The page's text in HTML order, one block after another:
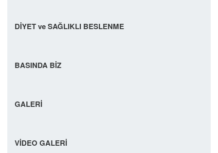
DİYET ve SAĞLIKLI BESLENME
BASINDA BİZ
GALERİ
VİDEO GALERİ